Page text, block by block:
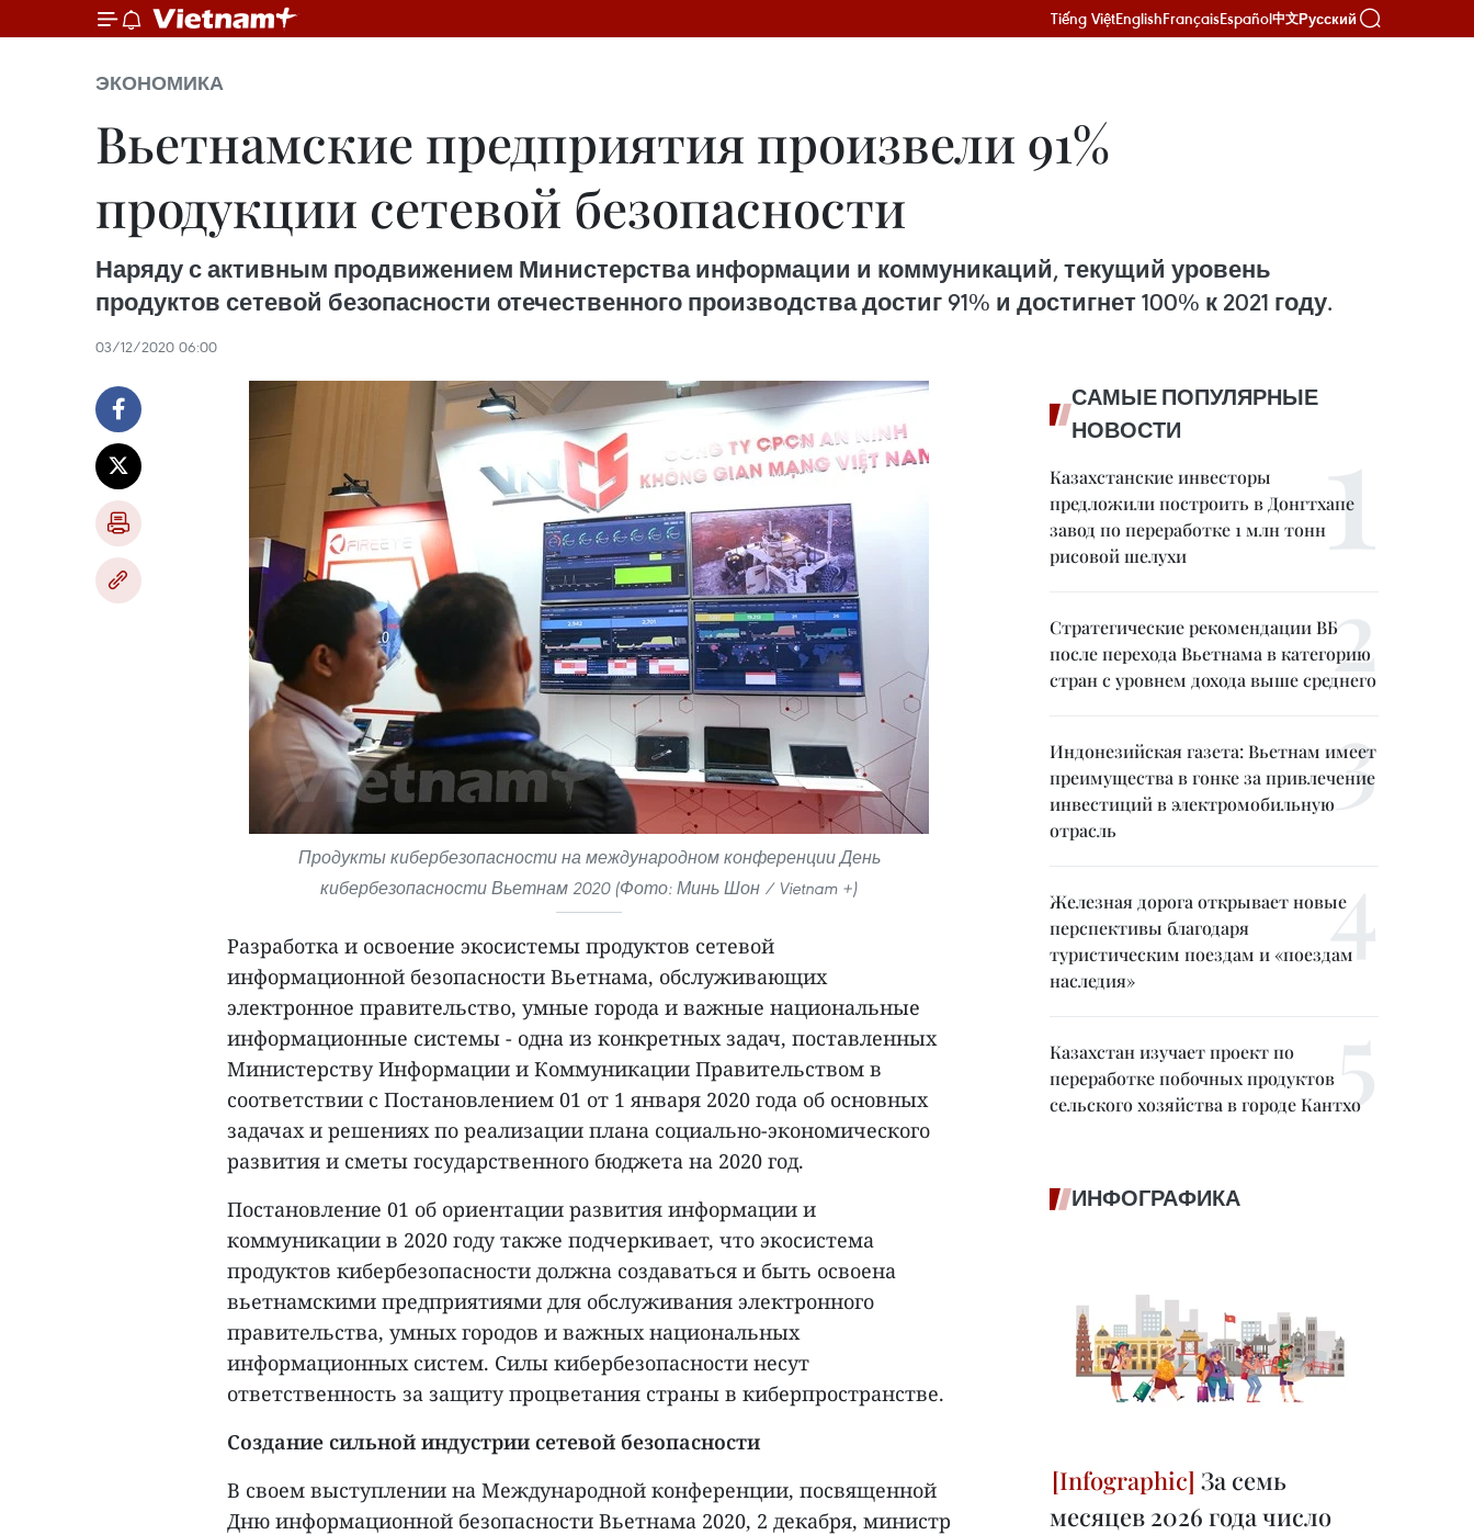
Tiếng ViệtEnglishFrançaisEspañol中文Русский
ЭКОНОМИКА
Вьетнамские предприятия произвели 91%
продукции сетевой безопасности
Наряду с активным продвижением Министерства информации и коммуникаций, текущий уровень
продуктов сетевой безопасности отечественного производства достиг 91% и достигнет 100% к 2021 году.
03/12/2020 06:00
Продукты кибербезопасности на международном конференции День
кибербезопасности Вьетнам 2020 (Фото: Минь Шон / Vietnam +)
Разработка и освоение экосистемы продуктов сетевой
информационной безопасности Вьетнама, обслуживающих
электронное правительство, умные города и важные национальные
информационные системы - одна из конкретных задач, поставленных
Министерству Информации и Коммуникации Правительством в
соответствии с Постановлением 01 от 1 января 2020 года об основных
задачах и решениях по реализации плана социально-экономического
развития и сметы государственного бюджета на 2020 год.
Постановление 01 об ориентации развития информации и
коммуникации в 2020 году также подчеркивает, что экосистема
продуктов кибербезопасности должна создаваться и быть освоена
вьетнамскими предприятиями для обслуживания электронного
правительства, умных городов и важных национальных
информационных систем. Силы кибербезопасности несут
ответственность за защиту процветания страны в киберпространстве.
Создание сильной индустрии сетевой безопасности
В своем выступлении на Международной конференции, посвященной
Дню информационной безопасности Вьетнама 2020, 2 декабря, министр
САМЫЕ ПОПУЛЯРНЫЕ
НОВОСТИ
Казахстанские инвесторы
предложили построить в Донгтхапе
завод по переработке 1 млн тонн
рисовой шелухи
Стратегические рекомендации ВБ
после перехода Вьетнама в категорию
стран с уровнем дохода выше среднего
Индонезийская газета: Вьетнам имеет
преимущества в гонке за привлечение
инвестиций в электромобильную
отрасль
Железная дорога открывает новые
перспективы благодаря
туристическим поездам и «поездам
наследия»
Казахстан изучает проект по
переработке побочных продуктов
сельского хозяйства в городе Кантхо
ИНФОГРАФИКА
За семь
месяцев 2026 года число